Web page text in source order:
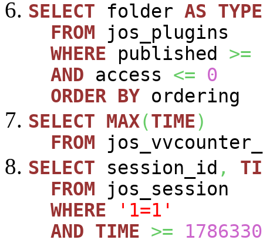
SELECT folder AS TYPE
FROM jos_plugins
WHERE published >=
AND access <=
0
ORDER BY ordering
SELECT MAX(TIME)
FROM
SELECT session_id ,
FROM jos_session
WHERE
'1=1'
AND TIME >=